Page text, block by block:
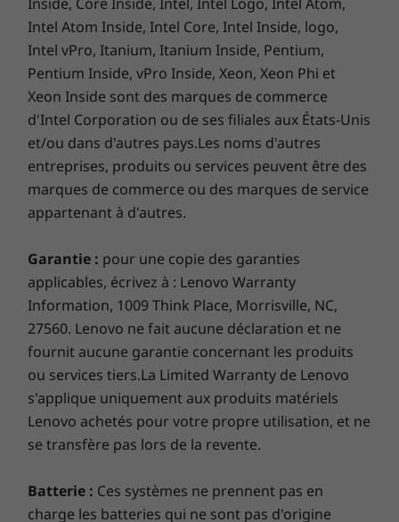
d’autonomie en seulement 15 minutes.
Robustesse intégrée
Plus mince et léger que jamais, l’IdeaPad Slim 5
est conçu sur un châssis en aluminium, offrant
une qualité de fabrication capable de résister
aux chocs et aux bosses du quotidien tout en
conservant un profil mince. L'étui en
aluminium offre une protection
route et du télétravail. Et il est suffisamment
léger pour vous accompagner partout sans
Couleur
Abus Bleu
Les spécifications peuvent varier selon la région/le modèle et la
disponibilité
DURABILITÉ
Certifications/Registres
EPEAT
Silver
ENERGY STAR
8.0
* Visitez www.epeat.net pour le statut d’enregistrement par
pays.
Les spécifications peuvent varier selon la région/le modèle et la
disponibilité
AUTRES INFORMATIONS
Logiciels préinstallés
Intel Atom Inside, Intel Core, Intel Inside, logo,
Intel vPro, Itanium, Itanium Inside, Pentium,
Pentium Inside, vPro Inside, Xeon, Xeon Phi et
Xeon Inside sont des marques de commerce
d'Intel Corporation ou de ses filiales aux États-Unis
et/ou dans d'autres pays.Les noms d'autres
entreprises, produits ou services peuvent être des
marques de commerce ou des marques de service
appartenant à d'autres.
Garantie : pour une copie des garanties
applicables, écrivez à : Lenovo Warranty
Information, 1009 Think Place, Morrisville, NC,
27560. Lenovo ne fait aucune déclaration et ne
fournit aucune garantie concernant les produits
ou services tiers.La Limited Warranty de Lenovo
s'applique uniquement aux produits matériels
Lenovo achetés pour votre propre utilisation, et ne
se transfère pas lors de la revente.
Batterie : Ces systèmes ne prennent pas en
charge les batteries qui ne sont pas d'origine